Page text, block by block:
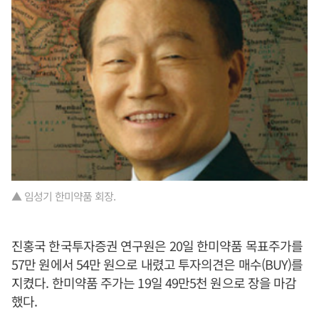
▲ 임성기 한미약품 회장.
진홍국 한국투자증권 연구원은 20일 한미약품 목표주가를
57만 원에서 54만 원으로 내렸고 투자의견은 매수(BUY)를
지켰다. 한미약품 주가는 19일 49만5천 원으로 장을 마감
했다.